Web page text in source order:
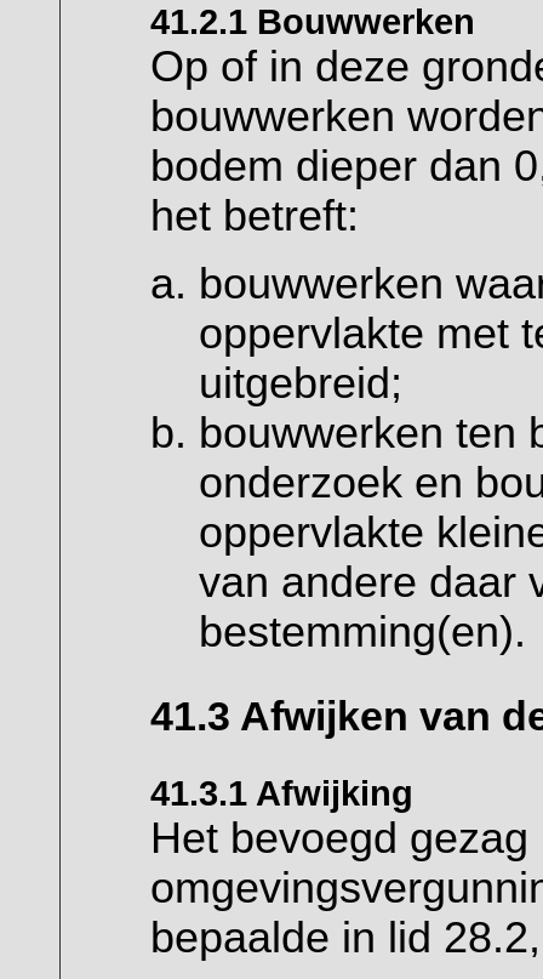
41.2.1 Bouwwerken
Op of in deze
bouwwerken
bodem dieper dan
het betreft:
bouwwerken
oppervlakte met
uitgebreid;
bouwwerken ten
onderzoek en
oppervlakte
van andere daar
bestemming(en).
41.3 Afwijken van
41.3.1 Afwijking
Het bevoegd
bepaalde in lid